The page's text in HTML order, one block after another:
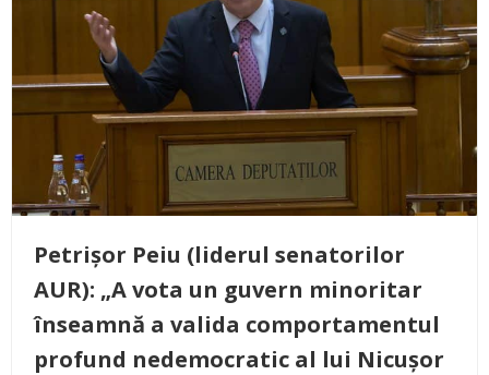
Petrișor Peiu (liderul senatorilor
AUR): „A vota un guvern minoritar
înseamnă a valida comportamentul
profund nedemocratic al lui Nicușor